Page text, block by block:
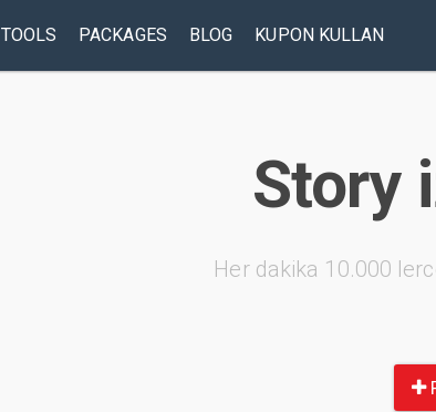
TOOLS PACKAGES BLOG KUPON KULLAN
Story
Her dakika 10.000